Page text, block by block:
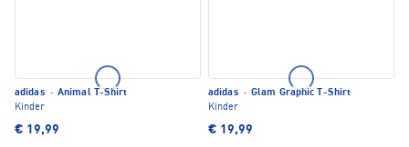
adidas · Animal T-Shirt
Kinder
€ 19,99
adidas · Glam Graphic T-Shirt
Kinder
€ 19,99